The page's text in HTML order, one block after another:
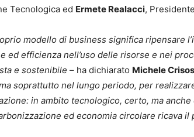
Tecnologica ed Ermete Realacci,
modello di business significa ripensare
ed efficienza nell’uso delle risorse e nei
e sostenibile – ha dichiarato Michele
soprattutto nel lungo periodo, per
in ambito tecnologico, certo, ma
ed economia circolare ricava il